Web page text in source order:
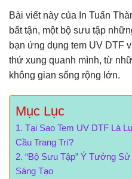
Bài viết này của In Tuấn
bất tận, một bộ sưu tập
bạn ứng dụng tem UV DTF
thứ xung quanh mình, từ
không gian sống rộng lớn.
Mục Lục
Tại Sao Tem UV DTF Là
Cầu Trang Trí?
“Bộ Sưu Tập” Ý Tưởng
Sáng Tạo